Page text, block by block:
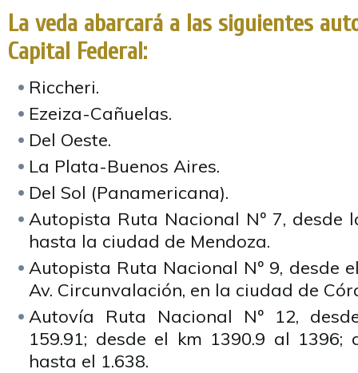
La veda abarcará a las siguientes
Capital Federal:
Riccheri.
Ezeiza-Cañuelas.
Del Oeste.
La Plata-Buenos Aires.
Del Sol (Panamericana).
Autopista Ruta Nacional Nº 7, desde
hasta la ciudad de Mendoza.
Autopista Ruta Nacional Nº 9, desde
Av. Circunvalación, en la ciudad de
Autovía Ruta Nacional Nº 12,
159.91; desde el km 1390.9 al 1396;
hasta el 1.638.